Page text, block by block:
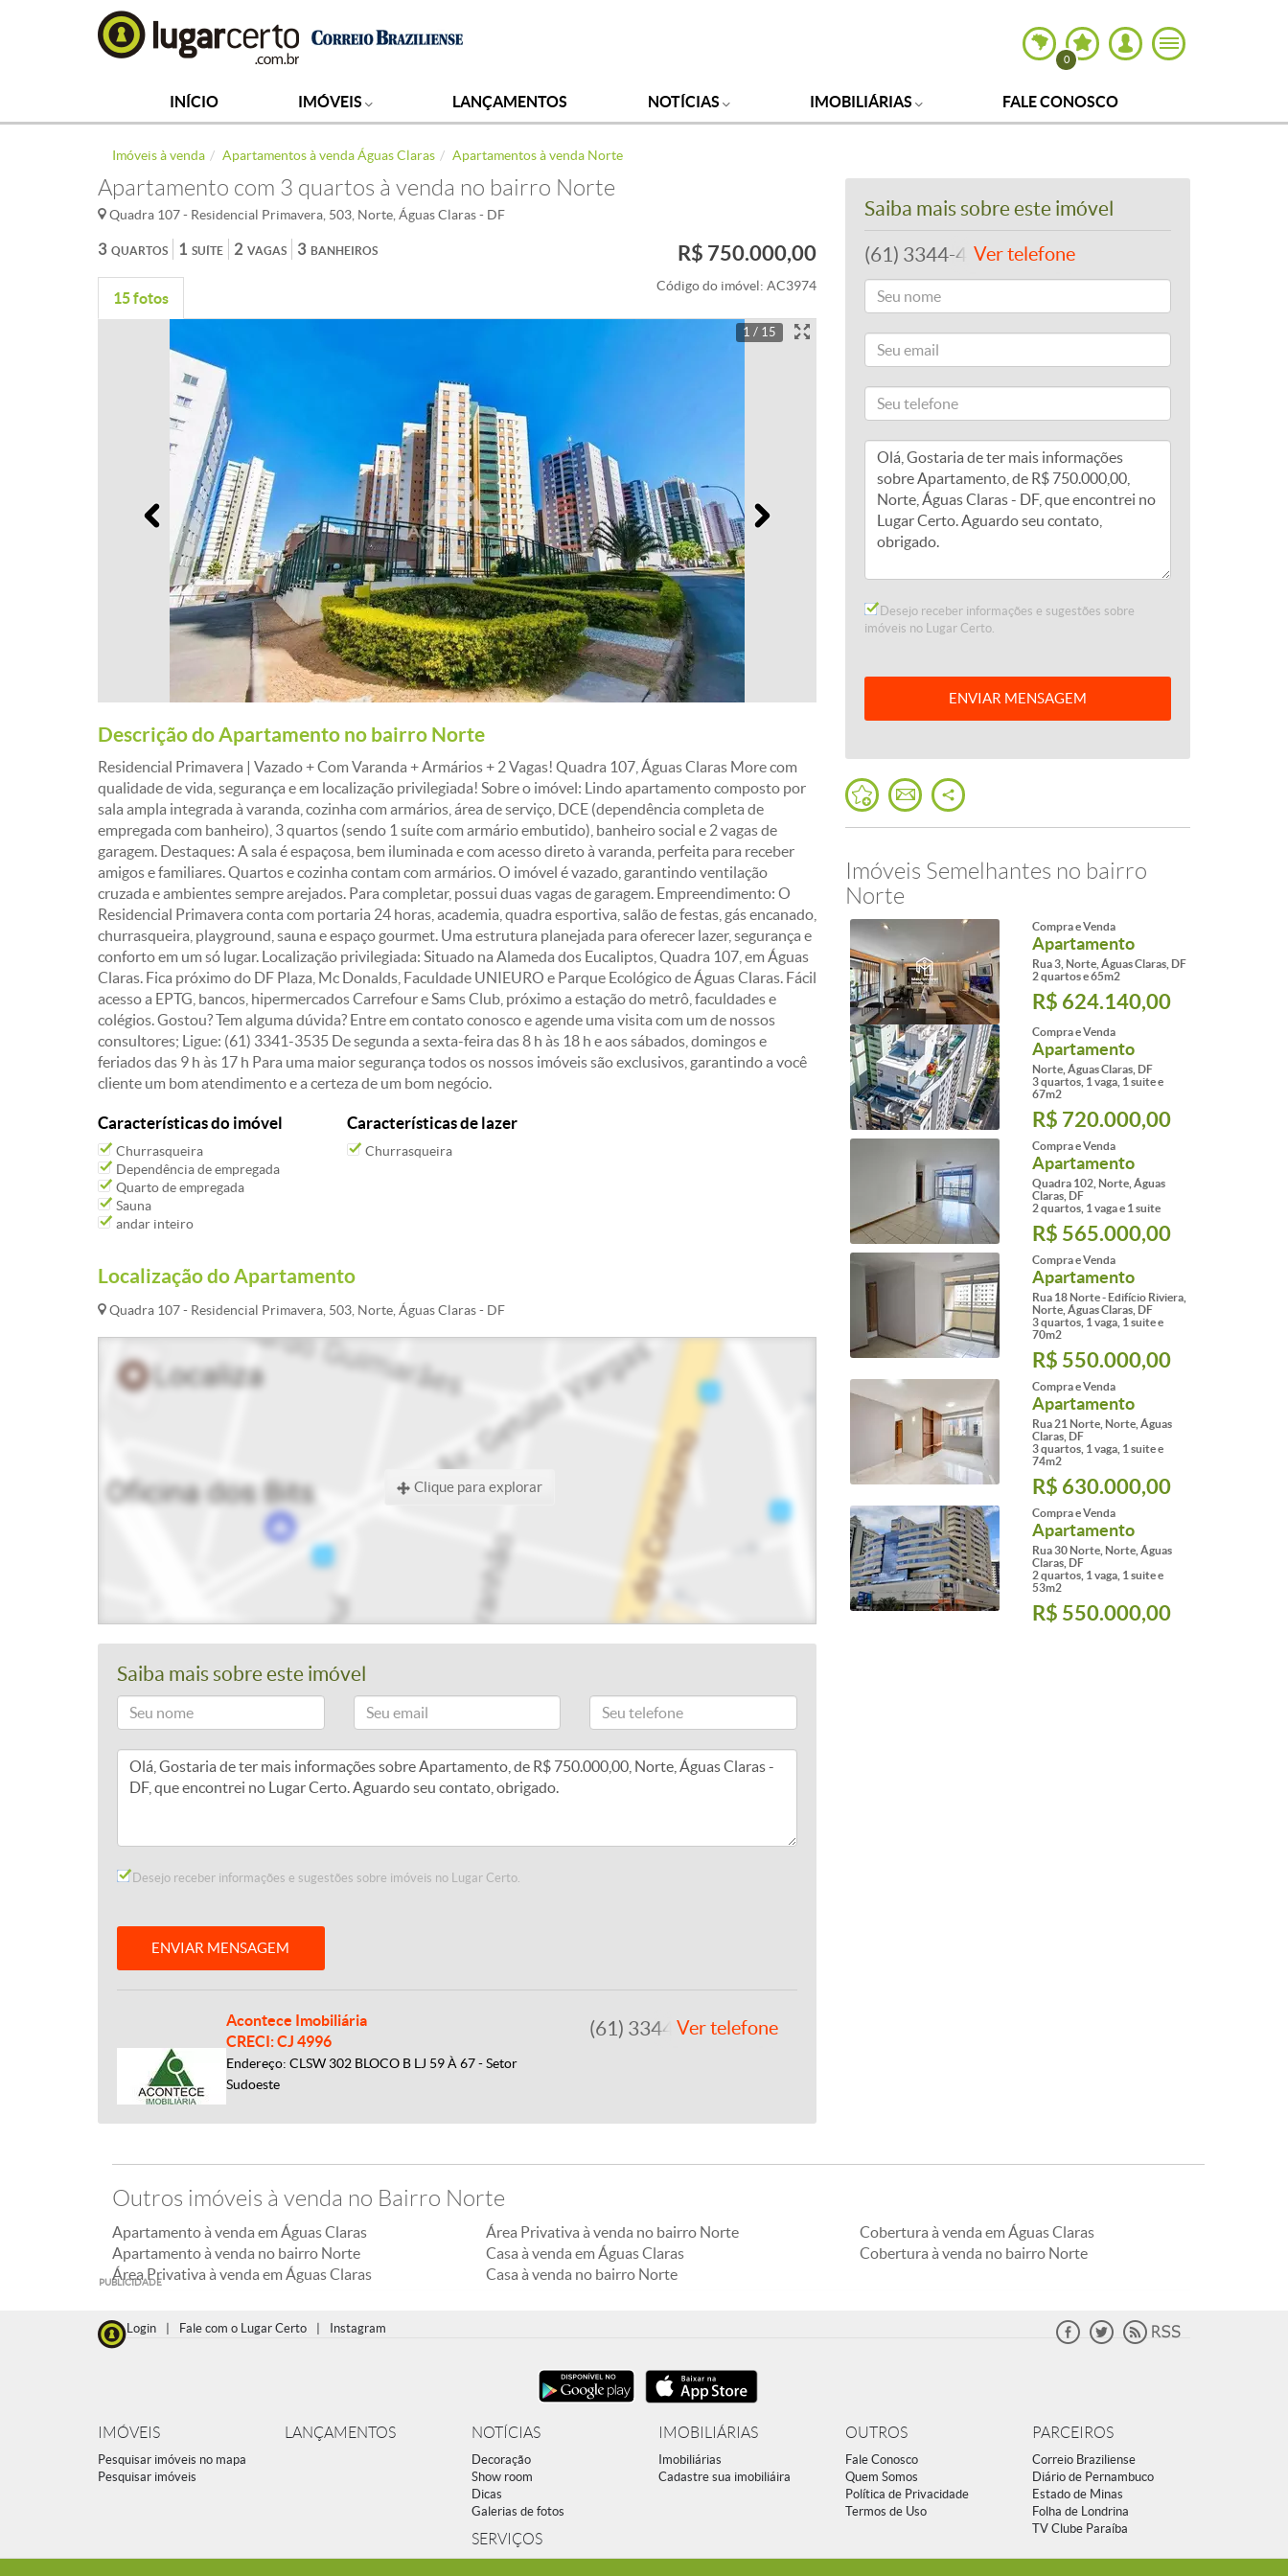
0
INÍCIO IMÓVEIS LANÇAMENTOS NOTÍCIAS IMOBILIÁRIAS FALE CONOSCO
Imóveis à venda Apartamentos à venda Águas Claras Apartamentos à venda Norte
Apartamento com 3 quartos à venda no bairro Norte
Quadra 107 - Residencial Primavera, 503, Norte, Águas Claras - DF
QUARTOS
3 SUÍTE
1 VAGAS
2 BANHEIROS
3 R$ 750.000,00
15 fotos
Código do imóvel: AC3974
1 / 15
Anterior
Descrição do Apartamento no bairro Norte
Residencial Primavera | Vazado + Com Varanda + Armários + 2 Vagas! Quadra 107, Águas Claras More com
qualidade de vida, segurança e em localização privilegiada! Sobre o imóvel: Lindo apartamento composto por
sala ampla integrada à varanda, cozinha com armários, área de serviço, DCE (dependência completa de
empregada com banheiro), 3 quartos (sendo 1 suíte com armário embutido), banheiro social e 2 vagas de
garagem. Destaques: A sala é espaçosa, bem iluminada e com acesso direto à varanda, perfeita para receber
amigos e familiares. Quartos e cozinha contam com armários. O imóvel é vazado, garantindo ventilação
cruzada e ambientes sempre arejados. Para completar, possui duas vagas de garagem. Empreendimento: O
Residencial Primavera conta com portaria 24 horas, academia, quadra esportiva, salão de festas, gás encanado,
churrasqueira, playground, sauna e espaço gourmet. Uma estrutura planejada para oferecer lazer, segurança e
conforto em um só lugar. Localização privilegiada: Situado na Alameda dos Eucaliptos, Quadra 107, em Águas
Claras. Fica próximo do DF Plaza, Mc Donalds, Faculdade UNIEURO e Parque Ecológico de Águas Claras. Fácil
acesso a EPTG, bancos, hipermercados Carrefour e Sams Club, próximo a estação do metrô, faculdades e
colégios. Gostou? Tem alguma dúvida? Entre em contato conosco e agende uma visita com um de nossos
consultores; Ligue: (61) 3341-3535 De segunda a sexta-feira das 8 h às 18 h e aos sábados, domingos e
feriados das 9 h às 17 h Para uma maior segurança todos os nossos imóveis são exclusivos, garantindo a você
cliente um bom atendimento e a certeza de um bom negócio.
Características do imóvel
Churrasqueira
Dependência de empregada
Quarto de empregada
Sauna
andar inteiro
Características de lazer
Churrasqueira
Localização do Apartamento
Quadra 107 - Residencial Primavera, 503, Norte, Águas Claras - DF
Clique para explorar
Saiba mais sobre este imóvel
Desejo receber informações e sugestões sobre imóveis no Lugar Certo.
ENVIAR MENSAGEM
Acontece Imobiliária
CRECI: CJ 4996
Endereço: CLSW 302 BLOCO B LJ 59 À 67 - Setor
Sudoeste
(61) 3344-4112Ver telefone
Saiba mais sobre este imóvel
(61) 3344-4112Ver telefone
Desejo receber informações e sugestões sobre
imóveis no Lugar Certo.
ENVIAR MENSAGEM
Imóveis Semelhantes no bairro
Norte
Compra e Venda
Apartamento
Rua 3, Norte, Águas Claras, DF
2 quartos e 65m2
R$ 624.140,00
Compra e Venda
Apartamento
Norte, Águas Claras, DF
3 quartos, 1 vaga, 1 suite e
67m2
R$ 720.000,00
Compra e Venda
Apartamento
Quadra 102, Norte, Águas
Claras, DF
2 quartos, 1 vaga e 1 suite
R$ 565.000,00
Compra e Venda
Apartamento
Rua 18 Norte - Edifício Riviera,
Norte, Águas Claras, DF
3 quartos, 1 vaga, 1 suite e
70m2
R$ 550.000,00
Compra e Venda
Apartamento
Rua 21 Norte, Norte, Águas
Claras, DF
3 quartos, 1 vaga, 1 suite e
74m2
R$ 630.000,00
Compra e Venda
Apartamento
Rua 30 Norte, Norte, Águas
Claras, DF
2 quartos, 1 vaga, 1 suite e
53m2
R$ 550.000,00
Outros imóveis à venda no Bairro Norte
Apartamento à venda em Águas Claras
Apartamento à venda no bairro Norte
Área Privativa à venda em Águas Claras
Área Privativa à venda no bairro Norte
Casa à venda em Águas Claras
Casa à venda no bairro Norte
Cobertura à venda em Águas Claras
Cobertura à venda no bairro Norte
PUBLICIDADE
Login Fale com o Lugar Certo Instagram
IMÓVEIS
Pesquisar imóveis no mapa
Pesquisar imóveis
LANÇAMENTOS NOTÍCIAS
Decoração
Show room
Dicas
Galerias de fotos
SERVIÇOS
IMOBILIÁRIAS
Imobiliárias
Cadastre sua imobiliáira
OUTROS
Fale Conosco
Quem Somos
Política de Privacidade
Termos de Uso
PARCEIROS
Correio Braziliense
Diário de Pernambuco
Estado de Minas
Folha de Londrina
TV Clube Paraíba